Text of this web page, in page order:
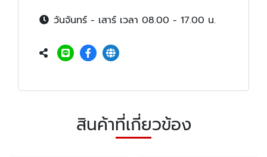
วันจันทร์ - เสาร์ เวลา 08.00 - 17.00 น.
สินค้าที่เกี่ยวข้อง